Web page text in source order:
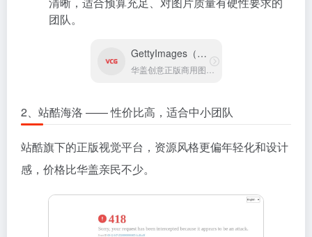
团队。
GettyImages（华盖创意）
华盖创意正版商用图片素材库
2、站酷海洛 —— 性价比高，适合中小团队
站酷旗下的正版视觉平台，资源风格更偏年轻化和设计
感，价格比华盖亲民不少。